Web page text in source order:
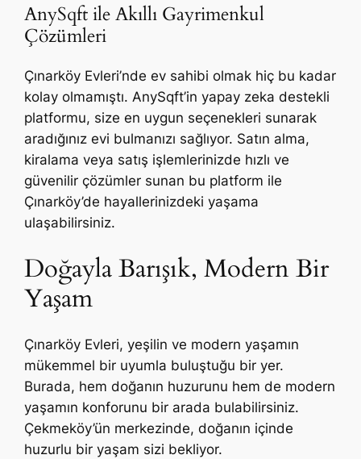
AnySqft ile Akıllı Gayrimenkul
Çözümleri
Çınarköy Evleri’nde ev sahibi olmak hiç bu kadar
kolay olmamıştı. AnySqft’in yapay zeka destekli
platformu, size en uygun seçenekleri sunarak
aradığınız evi bulmanızı sağlıyor. Satın alma,
kiralama veya satış işlemlerinizde hızlı ve
güvenilir çözümler sunan bu platform ile
Çınarköy’de hayallerinizdeki yaşama
ulaşabilirsiniz.
Doğayla Barışık, Modern Bir
Yaşam
Çınarköy Evleri, yeşilin ve modern yaşamın
mükemmel bir uyumla buluştuğu bir yer.
Burada, hem doğanın huzurunu hem de modern
yaşamın konforunu bir arada bulabilirsiniz.
Çekmeköy’ün merkezinde, doğanın içinde
huzurlu bir yaşam sizi bekliyor.